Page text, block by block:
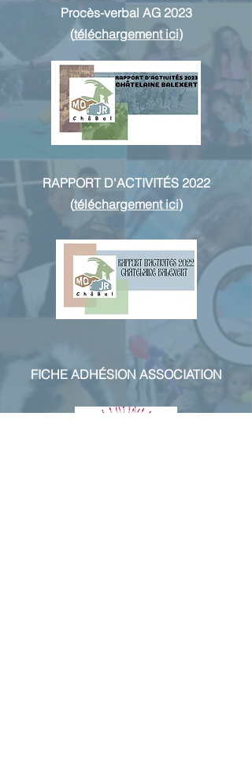
Procès-verbal AG 2023
(téléchargement ici)
RAPPORT D'ACTIVITÉS 2022
(téléchargement ici)
FICHE ADHÉSION ASSOCIATION